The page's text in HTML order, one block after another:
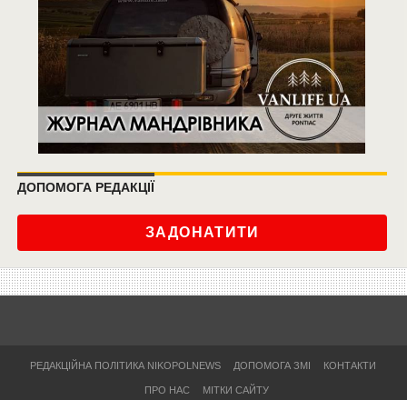
ДОПОМОГА РЕДАКЦІЇ
ЗАДОНАТИТИ
РЕДАКЦІЙНА ПОЛІТИКА NIKOPOLNEWS ДОПОМОГА ЗМІ КОНТАКТИ
ПРО НАС МІТКИ САЙТУ